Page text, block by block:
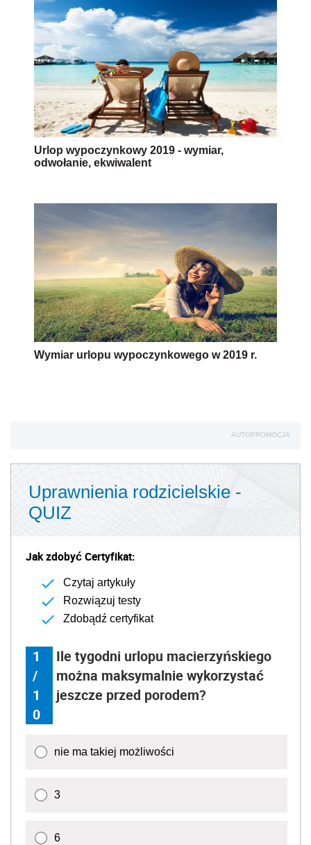
Urlop wypoczynkowy 2019 - wymiar,
odwołanie, ekwiwalent
Wymiar urlopu wypoczynkowego w 2019 r.
AUTOPROMOCJA
Uprawnienia rodzicielskie -
QUIZ
Jak zdobyć Certyfikat:
Czytaj artykuły
Rozwiązuj testy
Zdobądź certyfikat
1
/
1
0
Ile tygodni urlopu macierzyńskiego
można maksymalnie wykorzystać
jeszcze przed porodem?
nie ma takiej możliwości
3
6